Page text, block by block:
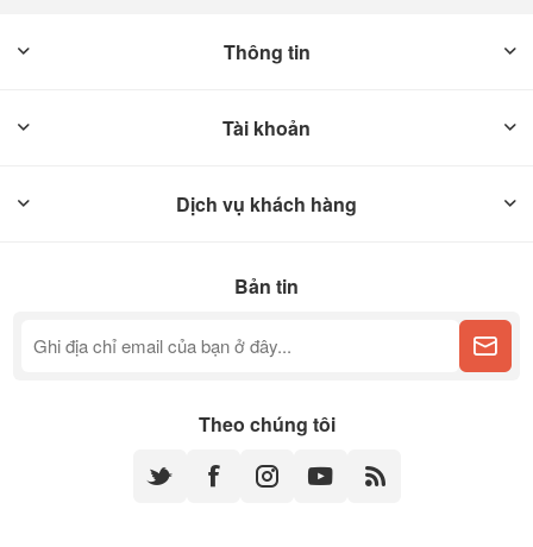
Thông tin
Tài khoản
Dịch vụ khách hàng
Bản tin
Theo chúng tôi